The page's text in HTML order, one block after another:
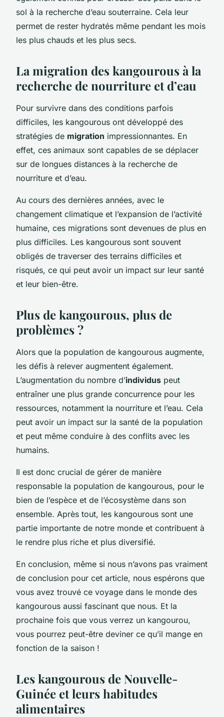
sol à la recherche d’eau souterraine. Cela leur
permet de rester hydratés même pendant les mois
les plus chauds et les plus secs.
La migration des kangourous à la
recherche de nourriture et d’eau
Pour survivre dans des conditions parfois
difficiles, les kangourous ont développé des
stratégies de migration impressionnantes. En
effet, ces animaux sont capables de se déplacer
sur de longues distances à la recherche de
nourriture et d’eau.
Au cours des dernières années, avec le
changement climatique et l’expansion de l’activité
humaine, ces migrations sont devenues de plus en
plus difficiles. Les kangourous sont souvent
obligés de traverser des terrains difficiles et
risqués, ce qui peut avoir un impact sur leur santé
et leur bien-être.
Plus de kangourous, plus de
problèmes ?
Alors que la population de kangourous augmente,
les défis à relever augmentent également.
L’augmentation du nombre d’individus peut
entraîner une plus grande concurrence pour les
ressources, notamment la nourriture et l’eau. Cela
peut avoir un impact sur la santé de la population
et peut même conduire à des conflits avec les
humains.
Il est donc crucial de gérer de manière
responsable la population de kangourous, pour le
bien de l’espèce et de l’écosystème dans son
ensemble. Après tout, les kangourous sont une
partie importante de notre monde et contribuent à
le rendre plus riche et plus diversifié.
En conclusion, même si nous n’avons pas vraiment
de conclusion pour cet article, nous espérons que
vous avez trouvé ce voyage dans le monde des
kangourous aussi fascinant que nous. Et la
prochaine fois que vous verrez un kangourou,
vous pourrez peut-être deviner ce qu’il mange en
fonction de la saison !
Les kangourous de Nouvelle-
Guinée et leurs habitudes
alimentaires